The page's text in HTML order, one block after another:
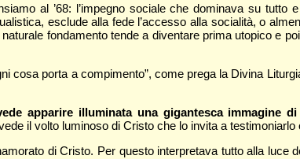
al ’68: l’impegno sociale che dominava su tutto
esclude alla fede l’accesso alla socialità, o
fondamento tende a diventare prima utopico e
cosa porta a compimento”, come prega la Divina
apparire illuminata una gigantesca immagine
il volto luminoso di Cristo che lo invita a
di Cristo. Per questo interpretava tutto alla luce